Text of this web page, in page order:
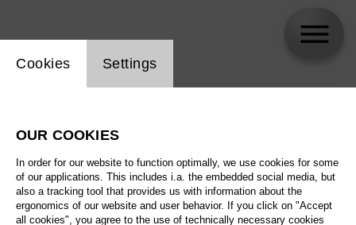
All artistic fields
All locations
All features
Website cookie setting
Cookies Settings
OUR COOKIES
In order for our website to function optimally, we use cookies for some
of our applications. This includes i.a. the embedded social media, but
also a tracking tool that provides us with information about the
ergonomics of our website and user behavior. If you click on "Accept
all cookies", you agree to the use of technically necessary cookies